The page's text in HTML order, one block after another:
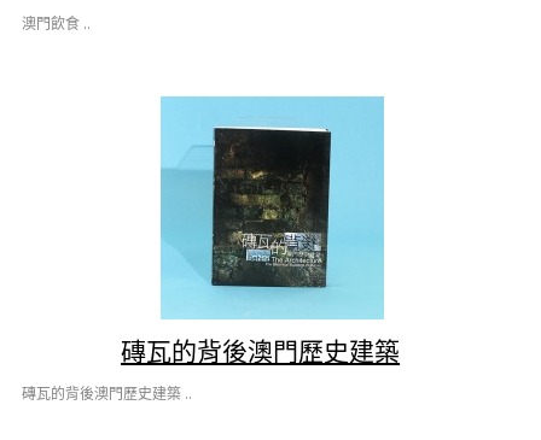
澳門飲食 ..
磚瓦的背後澳門歷史建築
磚瓦的背後澳門歷史建築 ..